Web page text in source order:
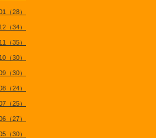
（28）
（34）
（35）
（30）
（30）
（24）
（25）
（27）
（30）